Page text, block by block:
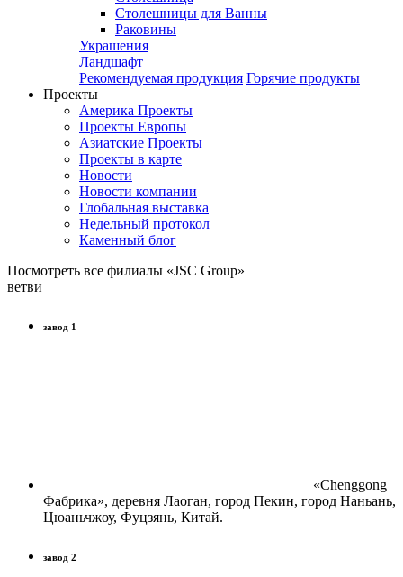
Столешницы для Ванны
Раковины
Украшения
Ландшафт
Рекомендуемая продукция Горячие продукты
Проекты
Америка Проекты
Проекты Европы
Азиатские Проекты
Проекты в карте
Новости
Новости компании
Глобальная выставка
Недельный протокол
Каменный блог
Посмотреть все филиалы «JSC Group»
ветви
завод 1
«Chenggong
Фабрика», деревня Лаоган, город Пекин, город Наньань,
Цюаньчжоу, Фуцзянь, Китай.
завод 2